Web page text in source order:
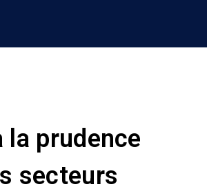
la prudence
secteurs